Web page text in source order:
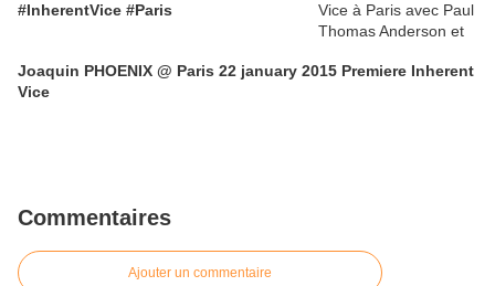
#InherentVice #Paris
Joaquin PHOENIX @ Paris 22 january 2015 Premiere Inherent
Vice
Commentaires
Ajouter un commentaire